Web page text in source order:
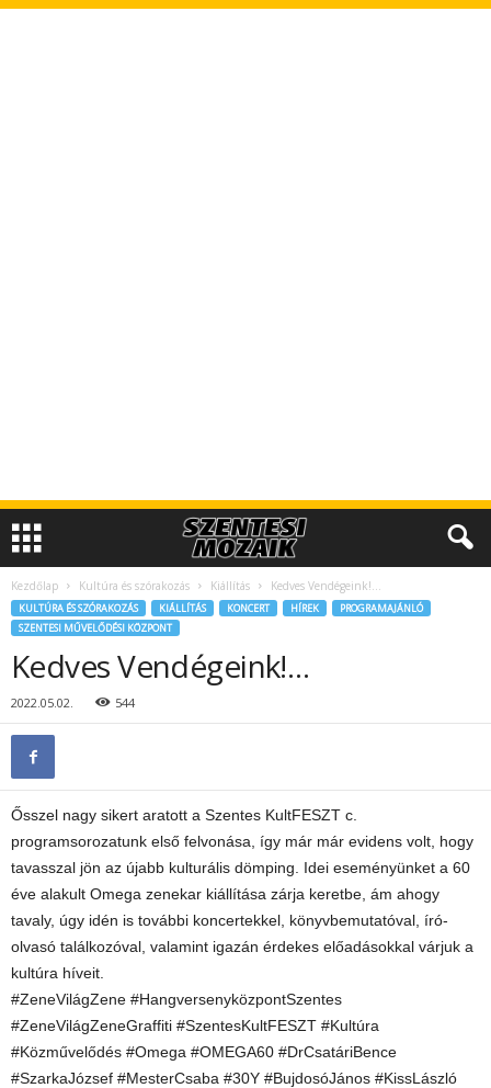
Kezdőlap Kultúra és szórakozás Kiállítás Kedves Vendégeink!…
KULTÚRA ÉS SZÓRAKOZÁS KIÁLLÍTÁS KONCERT HÍREK
PROGRAMAJÁNLÓ
SZENTESI MŰVELŐDÉSI KÖZPONT
Kedves Vendégeink!…
2022.05.02. 544
Ősszel nagy sikert aratott a Szentes KultFESZT c.
programsorozatunk első felvonása, így már már evidens volt, hogy
tavasszal jön az újabb kulturális dömping. Idei eseményünket a 60
éve alakult Omega zenekar kiállítása zárja keretbe, ám ahogy
tavaly, úgy idén is további koncertekkel, könyvbemutatóval, író-
olvasó találkozóval, valamint igazán érdekes előadásokkal várjuk a
kultúra híveit.
#ZeneVilágZene #HangversenyközpontSzentes
#ZeneVilágZeneGraffiti #SzentesKultFESZT #Kultúra
#Közművelődés #Omega #OMEGA60 #DrCsatáriBence
#SzarkaJózsef #MesterCsaba #30Y #BujdosóJános #KissLászló